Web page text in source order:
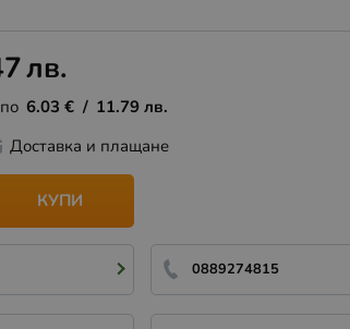
лв.
6.03 € / 11.79 лв.
Доставка и плащане
КУПИ
0889274815